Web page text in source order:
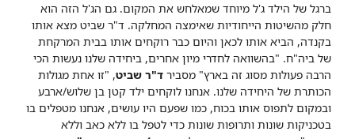
ברגל של הילד ג'ל מיוחד שמאלחש את המקום. גם הג'ל הזה הוא
חלק מהשיטות הייחודיות שאימצה המחלקה. ד"ר שביט מצא אותו
בקנדה, הביא אותו לכאן והיום כבר רוקחים אותו בבית המרקחת
של ביה"ח. "בהשוואה לחדרי מיון אחרים, ביחידה שלנו נעשות הכי
הרבה פעולות מסוג זה בארץ" מסביר ד"ר שביט, "זו אחת מגולות
הכותרת של היחידה שלנו. אנחנו לוקחים ילד קטן בן שלוש/ארבע
ובמקום לתפוס אותו בכוח, כמו שפעם היו עושים, אנחנו מטפלים בו
בטכניקות שונות ותרופות שונות כדי לטפל בו ללא כאב וללא